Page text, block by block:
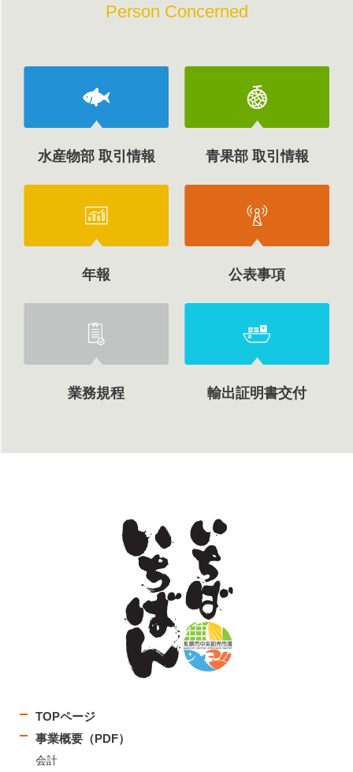
Person Concerned
水産物部 取引情報 青果部 取引情報
年報 公表事項
業務規程 輸出証明書交付
TOPページ
事業概要（PDF）
会計